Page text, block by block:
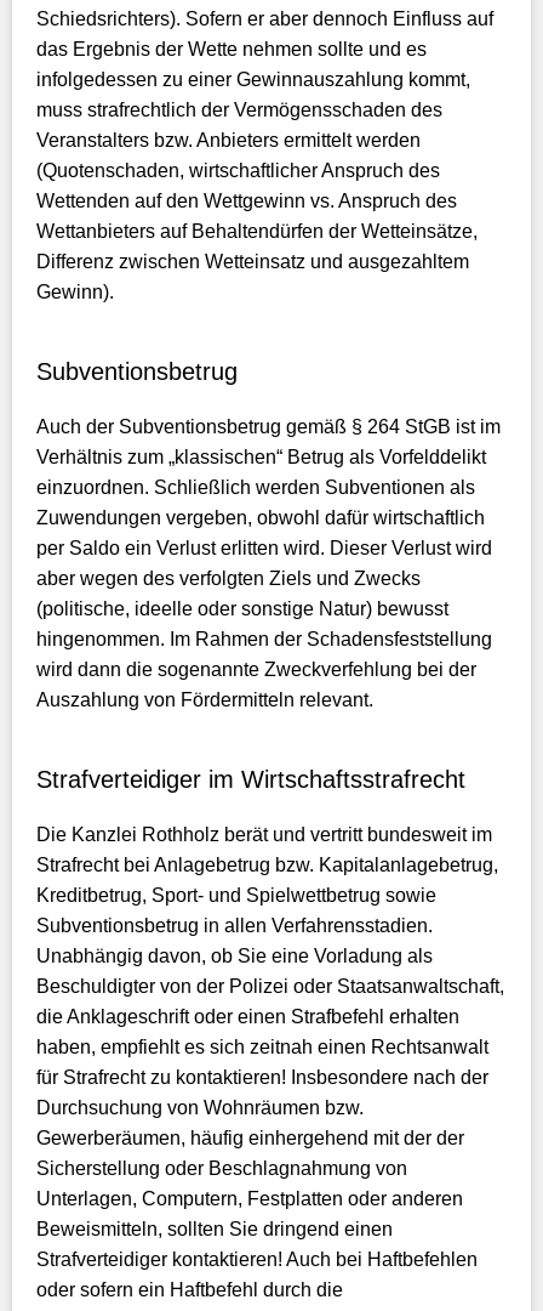
Schiedsrichters). Sofern er aber dennoch Einfluss auf
das Ergebnis der Wette nehmen sollte und es
infolgedessen zu einer Gewinnauszahlung kommt,
muss strafrechtlich der Vermögensschaden des
Veranstalters bzw. Anbieters ermittelt werden
(Quotenschaden, wirtschaftlicher Anspruch des
Wettenden auf den Wettgewinn vs. Anspruch des
Wettanbieters auf Behaltendürfen der Wetteinsätze,
Differenz zwischen Wetteinsatz und ausgezahltem
Gewinn).
Subventionsbetrug
Auch der Subventionsbetrug gemäß § 264 StGB ist im
Verhältnis zum „klassischen“ Betrug als Vorfelddelikt
einzuordnen. Schließlich werden Subventionen als
Zuwendungen vergeben, obwohl dafür wirtschaftlich
per Saldo ein Verlust erlitten wird. Dieser Verlust wird
aber wegen des verfolgten Ziels und Zwecks
(politische, ideelle oder sonstige Natur) bewusst
hingenommen. Im Rahmen der Schadensfeststellung
wird dann die sogenannte Zweckverfehlung bei der
Auszahlung von Fördermitteln relevant.
Strafverteidiger im Wirtschaftsstrafrecht
Die Kanzlei Rothholz berät und vertritt bundesweit im
Strafrecht bei Anlagebetrug bzw. Kapitalanlagebetrug,
Kreditbetrug, Sport- und Spielwettbetrug sowie
Subventionsbetrug in allen Verfahrensstadien.
Unabhängig davon, ob Sie eine Vorladung als
Beschuldigter von der Polizei oder Staatsanwaltschaft,
die Anklageschrift oder einen Strafbefehl erhalten
haben, empfiehlt es sich zeitnah einen Rechtsanwalt
für Strafrecht zu kontaktieren! Insbesondere nach der
Durchsuchung von Wohnräumen bzw.
Gewerberäumen, häufig einhergehend mit der der
Sicherstellung oder Beschlagnahmung von
Unterlagen, Computern, Festplatten oder anderen
Beweismitteln, sollten Sie dringend einen
Strafverteidiger kontaktieren! Auch bei Haftbefehlen
oder sofern ein Haftbefehl durch die